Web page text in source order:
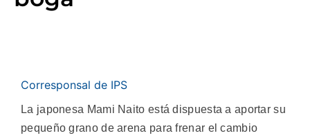
Corresponsal de IPS
La japonesa Mami Naito está dispuesta a aportar su
pequeño grano de arena para frenar el cambio